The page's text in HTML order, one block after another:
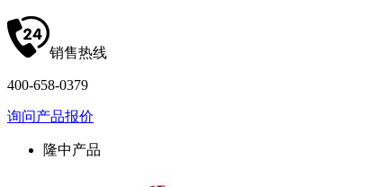
销售热线
400-658-0379
询问产品报价
隆中产品